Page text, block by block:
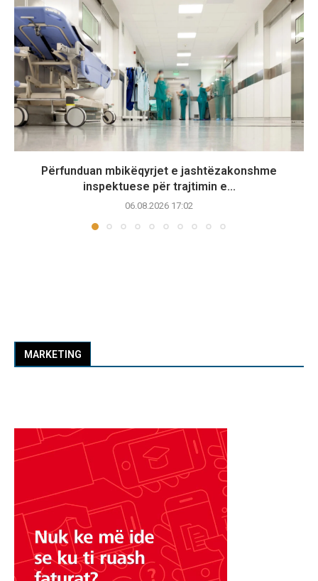
Përfunduan mbikëqyrjet e jashtëzakonshme
inspektuese për trajtimin e...
06.08.2026 17:02
MARKETING